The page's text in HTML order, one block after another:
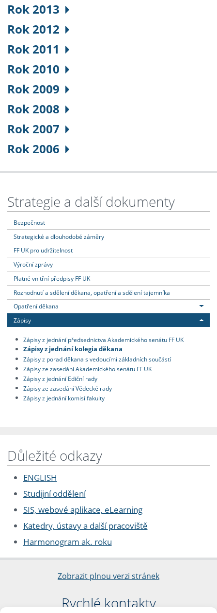
Rok 2013
Rok 2012
Rok 2011
Rok 2010
Rok 2009
Rok 2008
Rok 2007
Rok 2006
Strategie a další dokumenty
Bezpečnost
Strategické a dlouhodobé záměry
FF UK pro udržitelnost
Výroční zprávy
Platné vnitřní předpisy FF UK
Rozhodnutí a sdělení děkana, opatření a sdělení tajemníka
Opatření děkana
Zápisy
Zápisy z jednání předsednictva Akademického senátu FF UK
Zápisy z jednání kolegia děkana
Zápisy z porad děkana s vedoucími základních součástí
Zápisy ze zasedání Akademického senátu FF UK
Zápisy z jednání Ediční rady
Zápisy ze zasedání Vědecké rady
Zápisy z jednání komisí fakulty
Důležité odkazy
ENGLISH
Studijní oddělení
SIS, webové aplikace, eLearning
Katedry, ústavy a další pracoviště
Harmonogram ak. roku
Zobrazit plnou verzi stránek
Rychlé kontakty